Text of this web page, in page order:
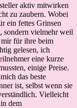
aktiv mitwirken
zu zaubern. Wobei
ein fettes Grinsen
sondern vielmehr weil
mir für ihre beim
gelesen, ich
eine kurze
einige Preise.
das beste
ist, selbst wenn sie
Vielleicht
dem